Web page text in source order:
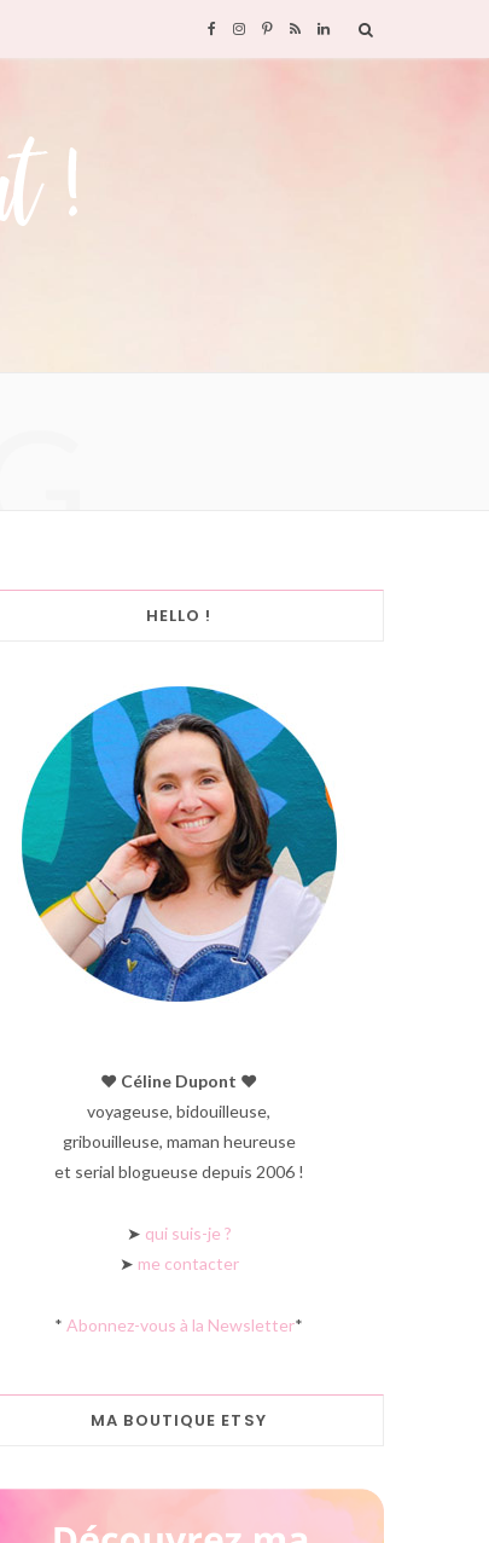
F I P
e
R L
I
HELLO !
♥︎ Céline Dupont ♥︎
voyageuse, bidouilleuse,
gribouilleuse, maman heureuse
et serial blogueuse depuis 2006 !
➤ qui suis-je ?
➤ me contacter
* Abonnez-vous à la Newsletter*
MA BOUTIQUE ETSY